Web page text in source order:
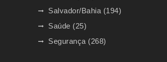
Salvador/Bahia (194)
Saúde (25)
Segurança (268)